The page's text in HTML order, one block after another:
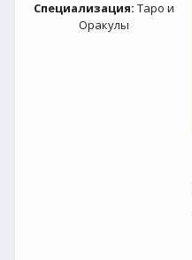
Специализация: Таро и
Оракулы